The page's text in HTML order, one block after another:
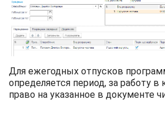
Для ежегодных отпусков
определяется период, за работу в
право на указанное в документе